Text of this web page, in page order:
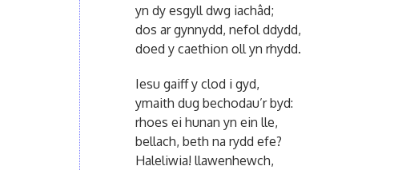
yn dy esgyll dwg iachâd;
dos ar gynnydd, nefol ddydd,
doed y caethion oll yn rhydd.
Iesu gaiff y clod i gyd,
ymaith dug bechodau’r byd:
rhoes ei hunan yn ein lle,
bellach, beth na rydd efe?
Haleliwia! llawenhewch,